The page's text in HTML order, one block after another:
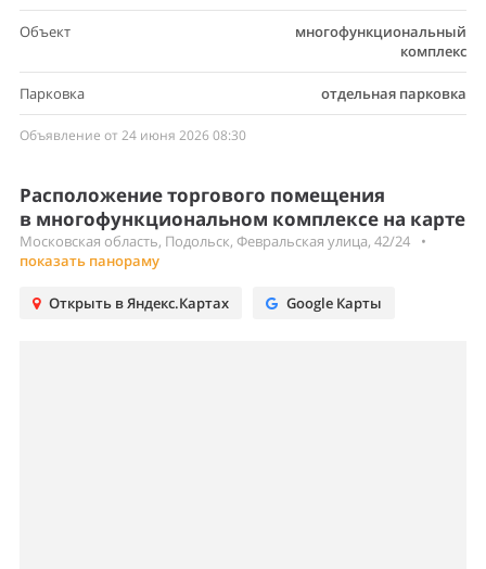
Объект
многофункциональный
комплекс
Парковка отдельная парковка
Объявление от 24 июня 2026 08:30
Расположение торгового помещения
в многофункциональном комплексе на карте
Московская область, Подольск, Февральская улица, 42/24
•
показать панораму
Открыть в Яндекс.Картах Google Карты